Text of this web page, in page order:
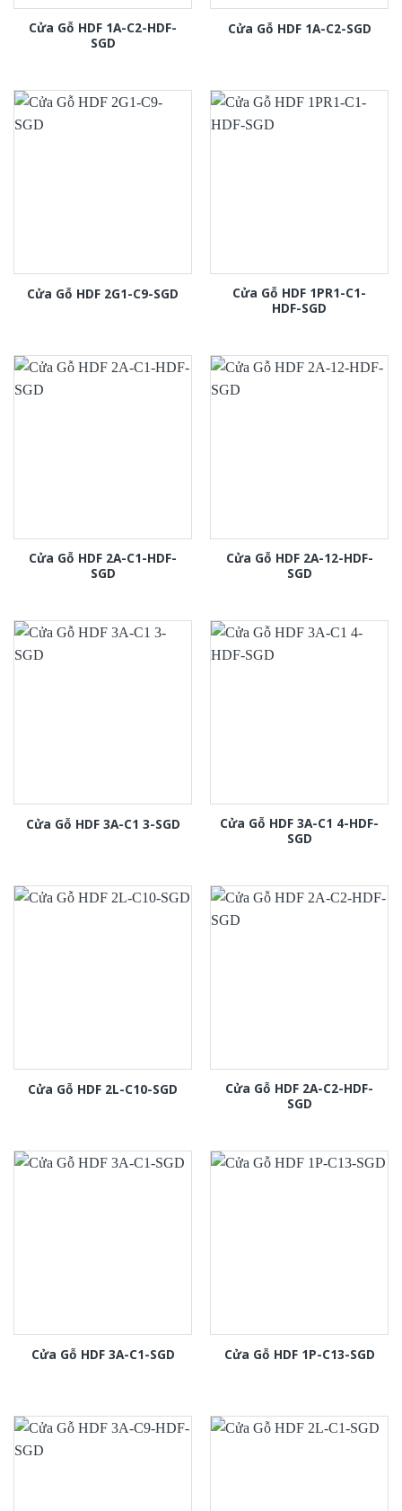
Cửa Gỗ HDF 1A-C2-HDF-
SGD
Cửa Gỗ HDF 1A-C2-SGD
Cửa Gỗ HDF 2G1-C9-SGD
Cửa Gỗ HDF 1PR1-C1-
HDF-SGD
Cửa Gỗ HDF 2A-C1-HDF-
SGD
Cửa Gỗ HDF 2A-12-HDF-
SGD
Cửa Gỗ HDF 3A-C1 3-SGD
Cửa Gỗ HDF 3A-C1 4-HDF-
SGD
Cửa Gỗ HDF 2L-C10-SGD
Cửa Gỗ HDF 2A-C2-HDF-
SGD
Cửa Gỗ HDF 3A-C1-SGD Cửa Gỗ HDF 1P-C13-SGD